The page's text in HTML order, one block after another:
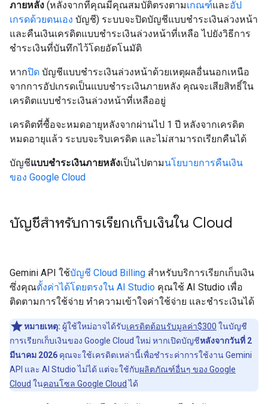
ภายหลัง (หลังจากที่คุณมีคุณสมบัติตรงตามเกณฑ์และอัป
เกรดด้วยตนเอง บัญชี) ระบบจะปิดบัญชีแบบชำระเงินล่วงหน้า
และคืนเงินเครดิตแบบชำระเงินล่วงหน้าที่เหลือ ไปยังวิธีการ
ชำระเงินที่บันทึกไว้โดยอัตโนมัติ
หากปิด บัญชีแบบชำระเงินล่วงหน้าด้วยเหตุผลอื่นนอกเหนือ
จากการอัปเกรดเป็นแบบชำระเงินภายหลัง คุณจะเสียสิทธิ์ใน
เครดิตแบบชำระเงินล่วงหน้าที่เหลืออยู่
เครดิตที่ซื้อจะหมดอายุหลังจากผ่านไป 1 ปี หลังจากเครดิต
หมดอายุแล้ว ระบบจะริบเครดิต และไม่สามารถเรียกคืนได้
บัญชีแบบชำระเงินภายหลังเป็นไปตามนโยบายการคืนเงิน
ของ Google Cloud
บัญชีสำหรับการเรียกเก็บเงินใน Cloud
Gemini API ใช้บัญชี Cloud Billing สำหรับบริการเรียกเก็บเงิน
ซึ่งคุณตั้งค่าได้โดยตรงใน AI Studio คุณใช้ AI Studio เพื่อ
ติดตามการใช้จ่าย ทำความเข้าใจค่าใช้จ่าย และชำระเงินได้
หมายเหตุ: ผู้ใช้ใหม่อาจได้รับเครดิตต้อนรับมูลค่า$300 ในบัญชี
การเรียกเก็บเงินของ Google Cloud ใหม่ หากเปิดบัญชีหลังจากวันที่ 2
มีนาคม 2026 คุณจะใช้เครดิตเหล่านี้เพื่อชำระค่าการใช้งาน Gemini
API และ AI Studio ไม่ได้ แต่จะใช้กับผลิตภัณฑ์อื่นๆ ของ Google
Cloud ในคอนโซล Google Cloud ได้